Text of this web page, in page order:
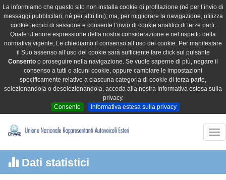
La informiamo che questo sito non installa cookie di profilazione (né per l’invio di
messaggi pubblicitari, né per altri fini); ma, per migliorare la navigazione, utilizza
cookie tecnici di sessione e consente l’invio di cookie analitici di terze parti.
Quale ulteriore espressione della nostra considerazione e nel rispetto della
normativa vigente, Le chiediamo il consenso all’uso dei cookie. Per manifestare
il Suo assenso all’uso dei cookie sarà sufficiente fare click sul pulsante
Consento o proseguire nella navigazione. Se vuole saperne di più, negare il
consenso a tutti o alcuni cookie, oppure cambiare le impostazioni
specificamente relative a ciascuna categoria di cookie di terza parte,
selezionandola o deselezionandola, acceda alla nostra Informativa estesa sulla
privacy.
Consento
Informativa estesa sulla privacy
Dati statistici